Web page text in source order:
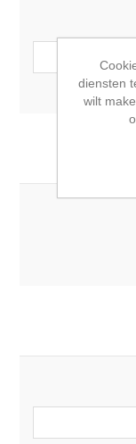
diensten
wilt